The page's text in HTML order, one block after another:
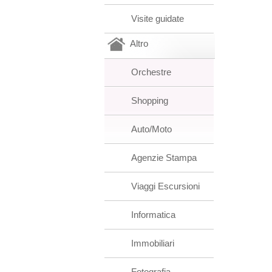
Visite guidate
Altro
Orchestre
Shopping
Auto/Moto
Agenzie Stampa
Viaggi Escursioni
Informatica
Immobiliari